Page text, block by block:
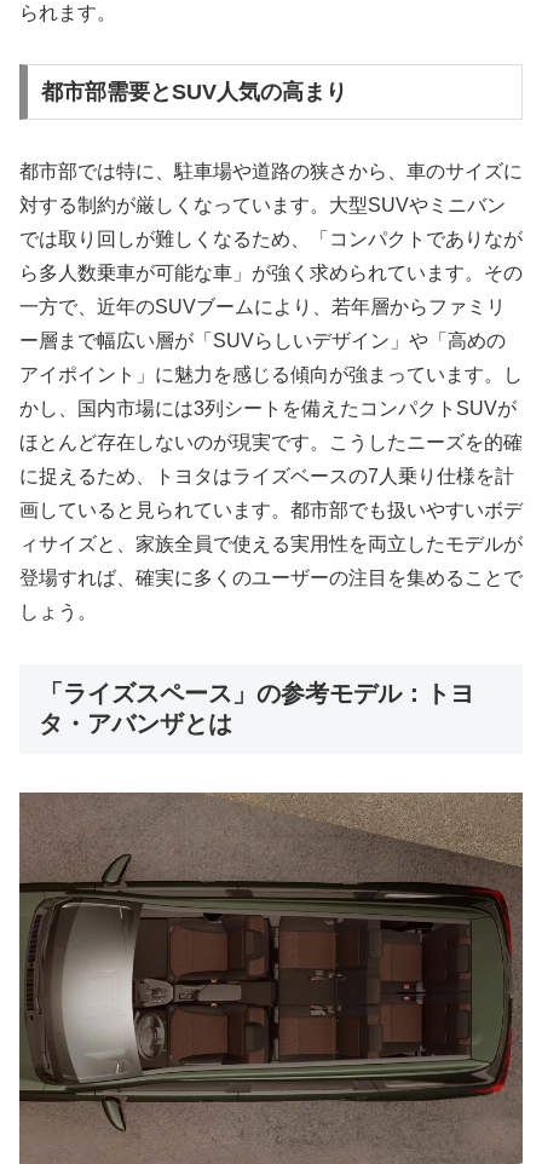
られます。
都市部需要とSUV人気の高まり
都市部では特に、駐車場や道路の狭さから、車のサイズに
対する制約が厳しくなっています。大型SUVやミニバン
では取り回しが難しくなるため、「コンパクトでありなが
ら多人数乗車が可能な車」が強く求められています。その
一方で、近年のSUVブームにより、若年層からファミリ
ー層まで幅広い層が「SUVらしいデザイン」や「高めの
アイポイント」に魅力を感じる傾向が強まっています。し
かし、国内市場には3列シートを備えたコンパクトSUVが
ほとんど存在しないのが現実です。こうしたニーズを的確
に捉えるため、トヨタはライズベースの7人乗り仕様を計
画していると見られています。都市部でも扱いやすいボデ
ィサイズと、家族全員で使える実用性を両立したモデルが
登場すれば、確実に多くのユーザーの注目を集めることで
しょう。
「ライズスペース」の参考モデル：トヨ
タ・アバンザとは